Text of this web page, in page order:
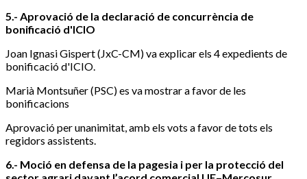
5.- Aprovació de la declaració de concurrència de
bonificació d'ICIO
Joan Ignasi Gispert (JxC-CM) va explicar els 4 expedients de
bonificació d'ICIO.
Marià Montsuñer (PSC) es va mostrar a favor de les
bonificacions
Aprovació per unanimitat, amb els vots a favor de tots els
regidors assistents.
6.- Moció en defensa de la pagesia i per la protecció del